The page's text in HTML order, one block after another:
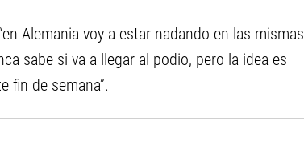
Alemania voy a estar nadando en las mismas
sabe si va a llegar al podio, pero la idea es
fin de semana”.